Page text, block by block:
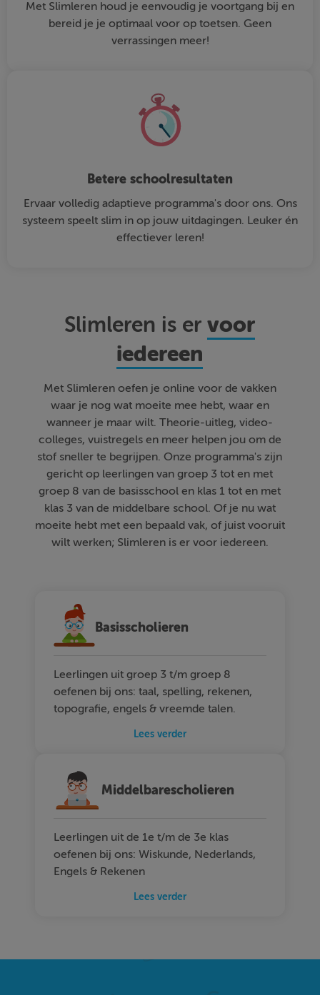
Met Slimleren houd je eenvoudig je voortgang bij en
bereid je je optimaal voor op toetsen. Geen
verrassingen meer!
Betere schoolresultaten
Ervaar volledig adaptieve programma's door ons. Ons
systeem speelt slim in op jouw uitdagingen. Leuker én
effectiever leren!
Slimleren is ervoor
iedereen
Met Slimleren oefen je online voor de vakken
waar je nog wat moeite mee hebt, waar en
wanneer je maar wilt. Theorie-uitleg, video-
colleges, vuistregels en meer helpen jou om de
stof sneller te begrijpen. Onze programma's zijn
gericht op leerlingen van groep 3 tot en met
groep 8 van de basisschool en klas 1 tot en met
klas 3 van de middelbare school. Of je nu wat
moeite hebt met een bepaald vak, of juist vooruit
wilt werken; Slimleren is er voor iedereen.
Basisscholieren
Leerlingen uit groep 3 t/m groep 8
oefenen bij ons: taal, spelling, rekenen,
topografie, engels & vreemde talen.
Lees verder
Middelbarescholieren
Leerlingen uit de 1e t/m de 3e klas
oefenen bij ons: Wiskunde, Nederlands,
Engels & Rekenen
Lees verder